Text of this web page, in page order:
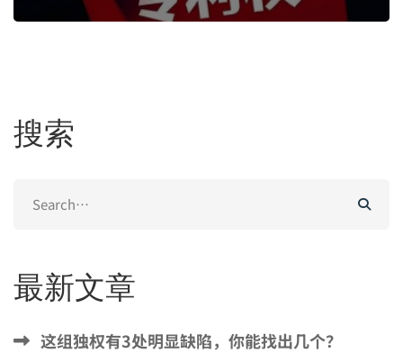
搜索
for:
最新文章
这组独权有3处明显缺陷，你能找出几个？